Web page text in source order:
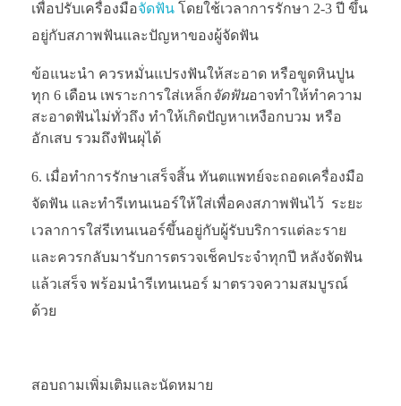
เพื่อปรับเครื่องมือจัดฟัน โดยใช้เวลาการรักษา 2-3 ปี ขึ้น
อยู่กับสภาพฟันและปัญหาของผู้จัดฟัน
ข้อแนะนำ ควรหมั่นแปรงฟันให้สะอาด หรือขูดหินปูน
ทุก 6 เดือน เพราะการใส่เหล็กจัดฟันอาจทำให้ทำความ
สะอาดฟันไม่ทั่วถึง ทำให้เกิดปัญหาเหงือกบวม หรือ
อักเสบ รวมถึงฟันผุได้
เมื่อทำการรักษาเสร็จสิ้น ทันตแพทย์จะถอดเครื่องมือ
จัดฟัน และทำรีเทนเนอร์ให้ใส่เพื่อคงสภาพฟันไว้ ระยะ
เวลาการใส่รีเทนเนอร์ขึ้นอยู่กับผู้รับบริการแต่ละราย
และควรกลับมารับการตรวจเช็คประจำทุกปี หลังจัดฟัน
แล้วเสร็จ พร้อมนำรีเทนเนอร์ มาตรวจความสมบูรณ์
ด้วย
สอบถามเพิ่มเติมและนัดหมาย